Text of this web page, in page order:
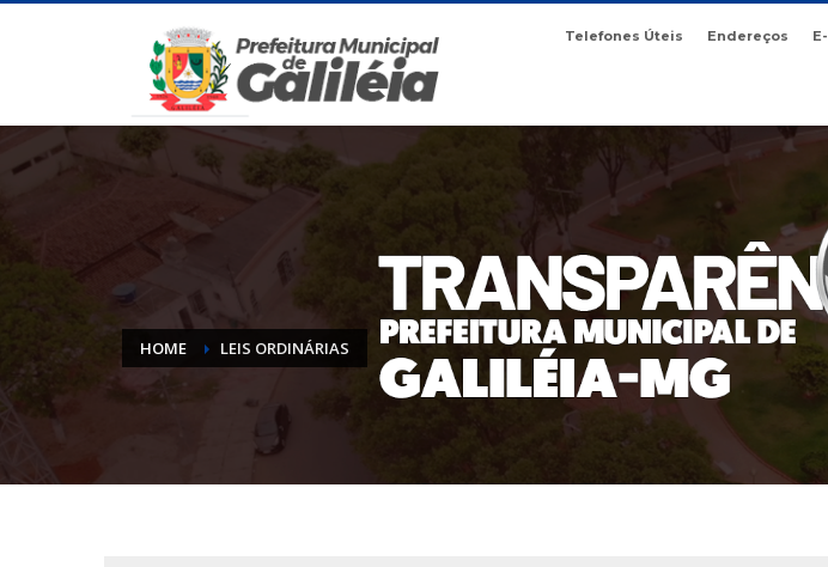
Telefones Úteis Endereços
HOME LEIS ORDINÁRIAS